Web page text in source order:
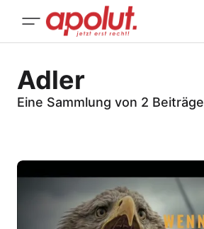
Adler
Eine Sammlung von 2 Beiträge